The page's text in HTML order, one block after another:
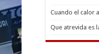
Cuando el calor
Que atrevida es